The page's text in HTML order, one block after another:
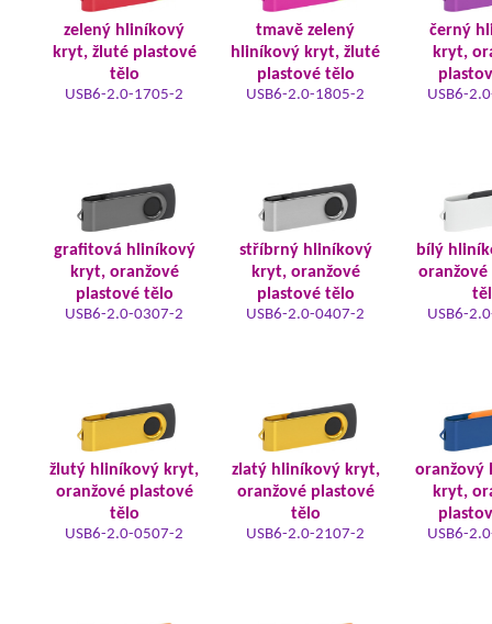
zelený hliníkový
kryt, žluté plastové
tělo
USB6-2.0-1705-2
tmavě zelený
hliníkový kryt, žluté
plastové tělo
USB6-2.0-1805-2
černý
kryt,
USB6-
grafitová hliníkový
kryt, oranžové
plastové tělo
USB6-2.0-0307-2
stříbrný hliníkový
kryt, oranžové
plastové tělo
USB6-2.0-0407-2
bílý
oranžové
USB6-
žlutý hliníkový kryt,
oranžové plastové
tělo
USB6-2.0-0507-2
zlatý hliníkový kryt,
oranžové plastové
tělo
USB6-2.0-2107-2
oranžový
kryt,
USB6-